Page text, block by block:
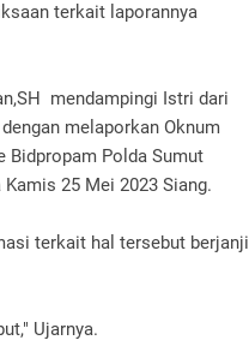
terkait laporannya
mendampingi Istri dari
melaporkan Oknum
Bidpropam Polda Sumut
25 Mei 2023 Siang.
terkait hal tersebut berjanji
Ujarnya.